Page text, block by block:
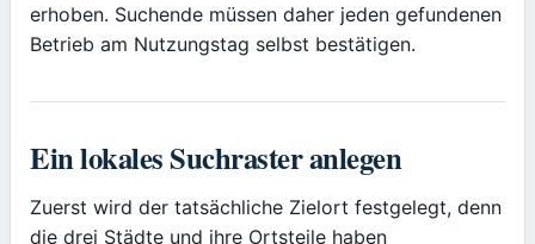
erhoben. Suchende müssen daher jeden gefundenen
Betrieb am Nutzungstag selbst bestätigen.
Ein lokales Suchraster anlegen
Zuerst wird der tatsächliche Zielort festgelegt, denn
die drei Städte und ihre Ortsteile haben